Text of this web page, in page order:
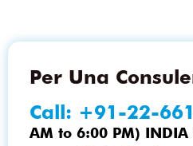
Per Una
Call: +91-22-
AM to 6:00 PM) INDIA